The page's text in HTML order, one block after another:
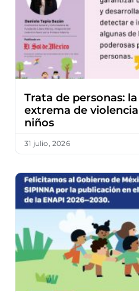
Trata de personas:
extrema de
niños
31 julio, 2026